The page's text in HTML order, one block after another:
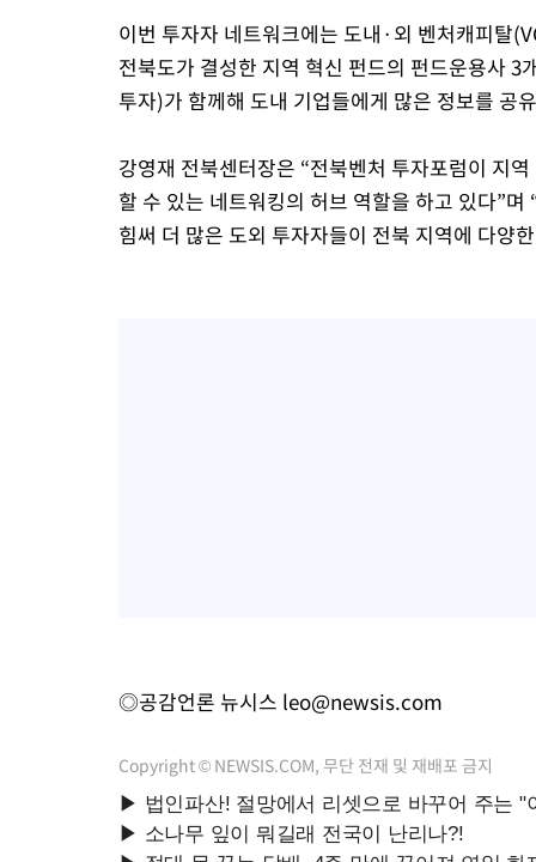
이번 투자자 네트워크에는 도내·외 벤처캐피탈
전북도가 결성한 지역 혁신 펀드의 펀드운용사
투자)가 함께해 도내 기업들에게 많은 정보를 공
강영재 전북센터장은 “전북벤처 투자포럼이 지
할 수 있는 네트워킹의 허브 역할을 하고 있다”
힘써 더 많은 도외 투자자들이 전북 지역에 다양
◎공감언론 뉴시스 leo@newsis.com
Copyright © NEWSIS.COM, 무단 전재 및 재배포 금지